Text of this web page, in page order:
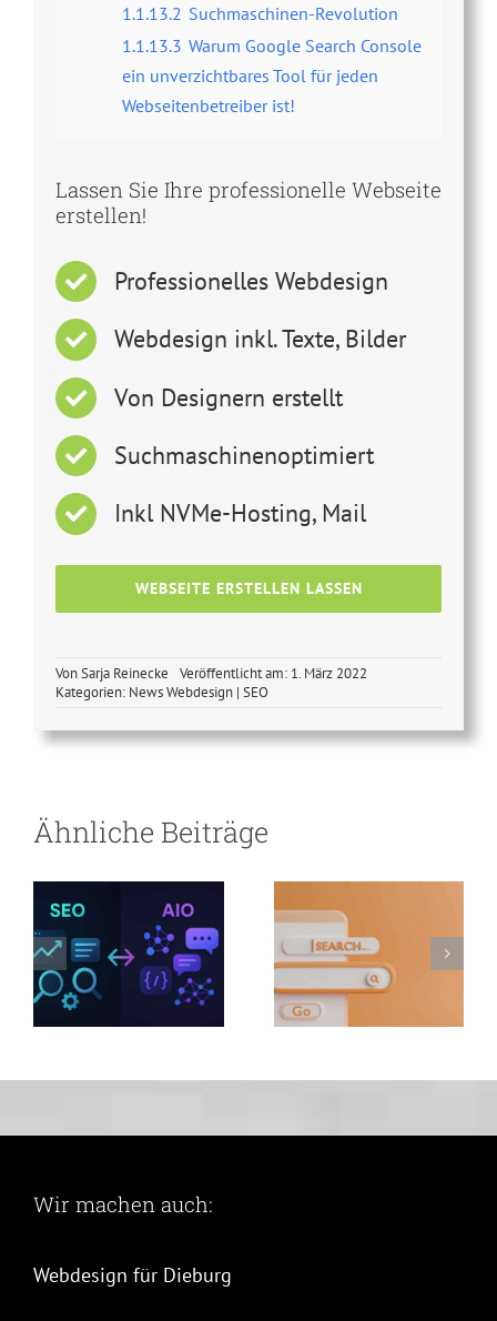
1.1.13.2 Suchmaschinen-Revolution
1.1.13.3 Warum Google Search Console
ein unverzichtbares Tool für jeden
Webseitenbetreiber ist!
Lassen Sie Ihre professionelle Webseite
erstellen!
Professionelles Webdesign
Webdesign inkl. Texte, Bilder
Von Designern erstellt
Suchmaschinenoptimiert
Inkl NVMe-Hosting, Mail
WEBSEITE ERSTELLEN LASSEN
VonSarja Reinecke
Veröffentlicht am: 1. März 2022
Kategorien: News Webdesign | SEO
Ähnliche Beiträge
SEO-
Optimierung –
warum jetzt
profitieren
Wir machen auch:
Webdesign für Dieburg